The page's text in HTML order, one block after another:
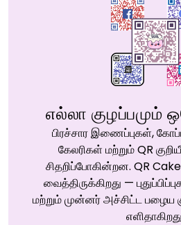
எல்லா குழப்பமும்
பிரச்சார இணைப்புகள்,
கேலரிகள் மற்றும் QR
சிதறிப்போகின்றன. QR
வைத்திருக்கிறது —
மற்றும் முன்னர் அச்சிட்ட பழைய